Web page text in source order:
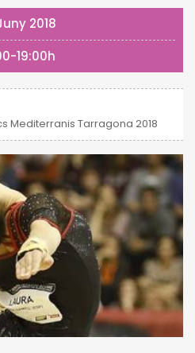
2018
19:00h
Mediterranis Tarragona 2018